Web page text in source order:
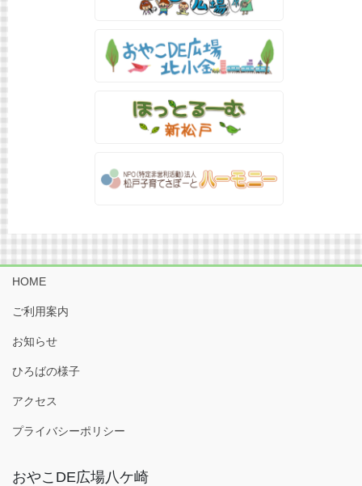
HOME
ご利用案内
お知らせ
ひろばの様子
アクセス
プライバシーポリシー
おやこDE広場八ケ崎